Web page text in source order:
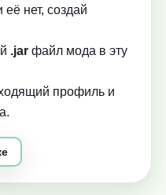
её нет, создай
.jar файл мода в эту
профиль и